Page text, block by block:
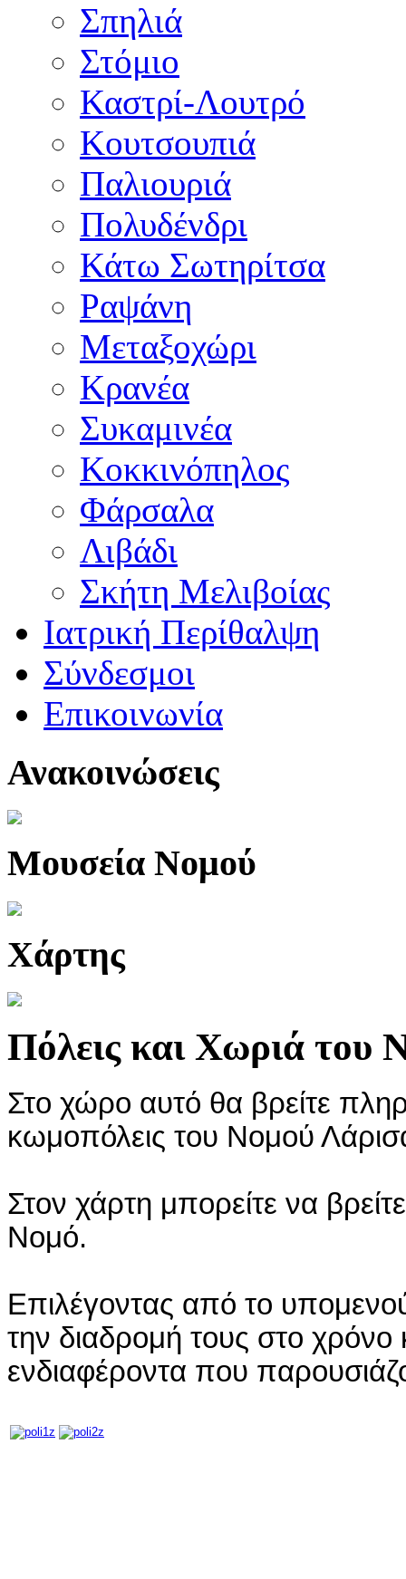
Σπηλιά
Στόμιο
Καστρί-Λουτρό
Κουτσουπιά
Παλιουριά
Πολυδένδρι
Κάτω Σωτηρίτσα
Ραψάνη
Μεταξοχώρι
Κρανέα
Συκαμινέα
Κοκκινόπηλος
Φάρσαλα
Λιβάδι
Σκήτη Μελιβοίας
Ιατρική Περίθαλψη
Σύνδεσμοι
Επικοινωνία
Ανακοινώσεις
Μουσεία Νομού
Χάρτης
Πόλεις και Χωριά του
Στο χώρο αυτό θα βρείτε
κωμοπόλεις του Νομού
Στον χάρτη μπορείτε να
Νομό.
Επιλέγοντας από το
την διαδρομή τους στο χρόνο
ενδιαφέροντα που